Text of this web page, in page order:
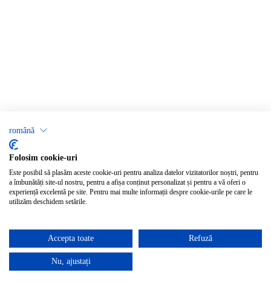
română
Folosim cookie-uri
Este posibil să plasăm aceste cookie-uri pentru analiza datelor vizitatorilor noștri, pentru
a îmbunătăți site-ul nostru, pentru a afișa conținut personalizat și pentru a vă oferi o
experiență excelentă pe site. Pentru mai multe informații despre cookie-urile pe care le
utilizăm deschidem setările.
Accepta toate Refuză
Nu, ajustați